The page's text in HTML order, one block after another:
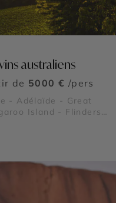
australiens
de 5000 € /pers
- Adélaïde - Great
Island - Flinders